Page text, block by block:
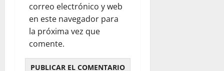
correo electrónico y web
en este navegador para
la próxima vez que
comente.